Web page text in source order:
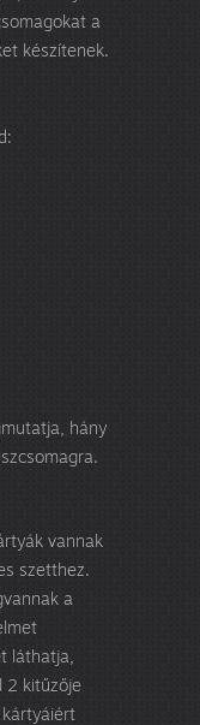
a
készítenek.
hány
vannak
szetthez.
a
láthatja,
2 kitűzője
kártyáiért